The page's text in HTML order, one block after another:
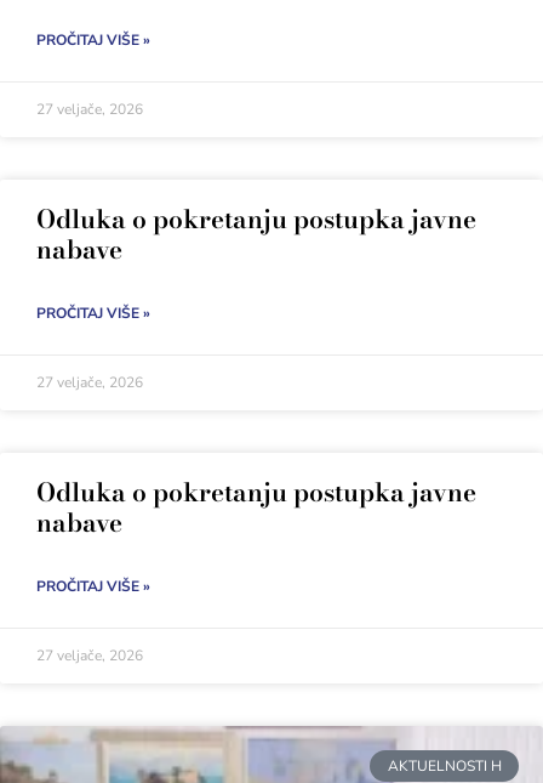
PROČITAJ VIŠE »
27 veljače, 2026
Odluka o pokretanju postupka javne
nabave
PROČITAJ VIŠE »
27 veljače, 2026
Odluka o pokretanju postupka javne
nabave
PROČITAJ VIŠE »
27 veljače, 2026
AKTUELNOSTI H